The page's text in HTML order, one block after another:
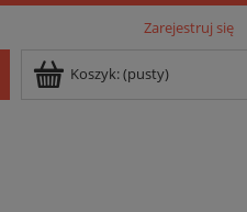
Zarejestruj się
Koszyk:(pusty)